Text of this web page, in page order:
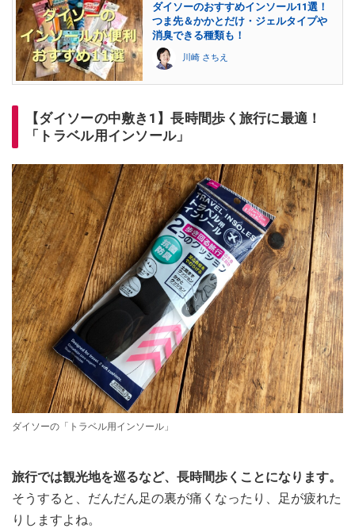
ダイソーのおすすめインソール11選！
つま先＆かかとだけ・ジェルタイプや
消臭できる種類も！
川崎 さちえ
【ダイソーの中敷き1】長時間歩く旅行に最適！
「トラベル用インソール」
ダイソーの「トラベル用インソール」
旅行では観光地を巡るなど、長時間歩くことになります。
そうすると、だんだん足の裏が痛くなったり、足が疲れた
りしますよね。